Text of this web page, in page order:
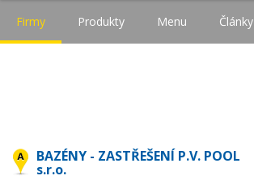
Firmy Produkty Menu Články
BAZÉNY - ZASTŘEŠENÍ P.V. POOL
s.r.o.